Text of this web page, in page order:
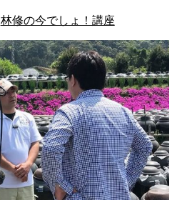
林修の今でしょ！講座